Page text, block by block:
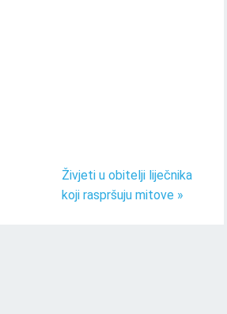
Živjeti u obitelji liječnika
koji raspršuju mitove »